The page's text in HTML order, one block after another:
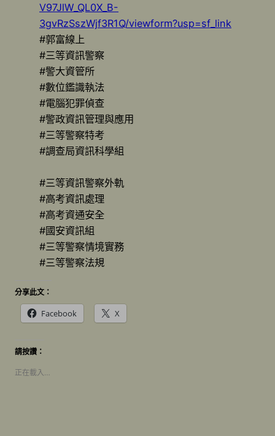
V97JlW_QL0X_B-
3gvRzSszWjf3R1Q/viewform?usp=sf_link
#郭富線上
#三等資訊警察
#警大資管所
#數位鑑識執法
#電腦犯罪偵查
#警政資訊管理與應用
#三等警察特考
#調查局資訊科學組
#三等資訊警察外軌
#高考資訊處理
#高考資通安全
#國安資訊組
#三等警察情境實務
#三等警察法規
分享此文：
Facebook X
請按讚：
正在載入…